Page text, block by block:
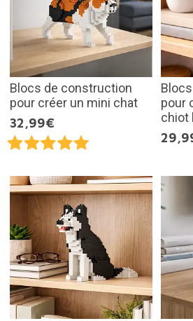
Blocs de construction
pour créer un mini chat
32,99€
pour
chiot